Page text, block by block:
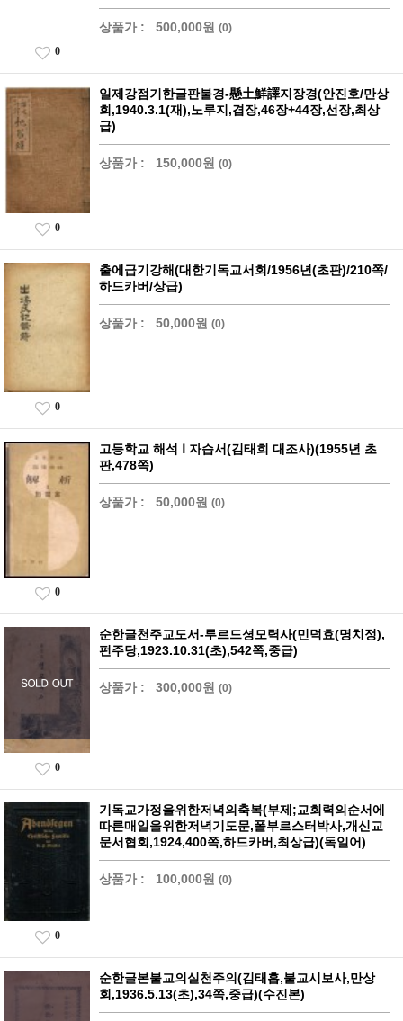
상품가 : 500,000원 (0)
0
일제강점기한글판불경-懸土鮮譯지장경(안진호/만상
회,1940.3.1(재),노루지,겹장,46장+44장,선장,최상
급)
상품가 : 150,000원 (0)
0
출에급기강해(대한기독교서회/1956년(초판)/210쪽/
하드카버/상급)
상품가 : 50,000원 (0)
0
고등학교 해석 Ⅰ 자습서(김태희 대조사)(1955년 초
판,478쪽)
상품가 : 50,000원 (0)
0
순한글천주교도서-루르드셩모력사(민덕효(명치정),
펀주당,1923.10.31(초),542쪽,중급)
상품가 : 300,000원 (0)
0
기독교가정을위한저녁의축복(부제;교회력의순서에
따른매일을위한저녁기도문,폴부르스터박사,개신교
문서협회,1924,400쪽,하드카버,최상급)(독일어)
상품가 : 100,000원 (0)
0
순한글본불교의실천주의(김태흡,불교시보사,만상
회,1936.5.13(초),34쪽,중급)(수진본)